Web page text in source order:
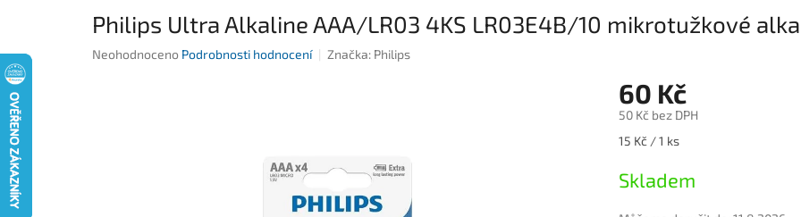
Philips Ultra Alkaline AAA/LR03 4KS LR03E4B/10 mikrotužkové
Průměrné
Neohodnoceno Podrobnosti hodnocení Značka: Philips
60 Kč
50 Kč bez DPH
Měrná
15 Kč / 1 ks
Skladem